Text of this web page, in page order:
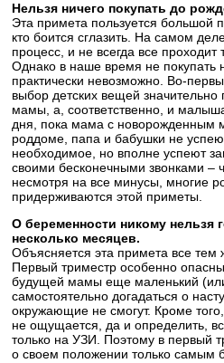
Нельзя ничего покупать до
Эта примета пользуется большой
кто боится сглазить. На самом
процесс, и не всегда все проходит
Однако в наше время не
практически невозможно. Во-
выбор детских вещей
мамы, а, соответственно, и
дня, пока мама с новорожденным
роддоме, папа и бабушки не
необходимое, но вполне успеют
своими бесконечными звонками –
несмотря на все минусы, многие
придерживаются этой приметы.
О беременности никому нельзя
несколько месяцев.
Объясняется эта примета все тем
Первый триместр особенно
будущей мамы еще маленький
самостоятельно догадаться о
окружающие не смогут. Кроме
не ощущается, да и определить,
только на УЗИ. Поэтому в первый
о своем положении только самым